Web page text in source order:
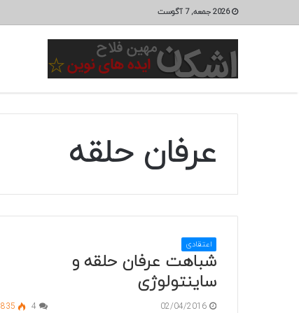
2026 جمعه, 7 آگوست
عرفان حلقه
اعتقادی
شباهت عرفان حلقه و
ساینتولوژی
02/04/2016
4
835